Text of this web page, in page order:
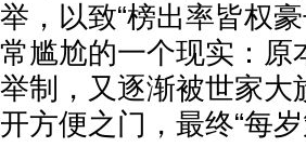
举，以致“榜出率皆权
常尴尬的一个现实：原
举制，又逐渐被世家大
开方便之门，最终“每